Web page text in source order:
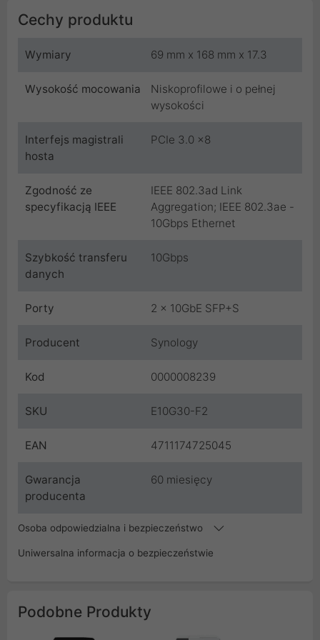
Cechy produktu
Wymiary 69 mm x 168 mm x 17.3
Wysokość mocowania
Niskoprofilowe i o pełnej
wysokości
Interfejs magistrali
hosta
PCIe 3.0 x8
Zgodność ze
specyfikacją IEEE
IEEE 802.3ad Link
Aggregation; IEEE 802.3ae -
10Gbps Ethernet
Szybkość transferu
danych
10Gbps
Porty 2 x 10GbE SFP+S
Producent Synology
Kod 0000008239
SKU E10G30-F2
EAN 4711174725045
Gwarancja
producenta
60 miesięcy
Osoba odpowiedzialna i bezpieczeństwo
Uniwersalna informacja o bezpieczeństwie
Podobne Produkty